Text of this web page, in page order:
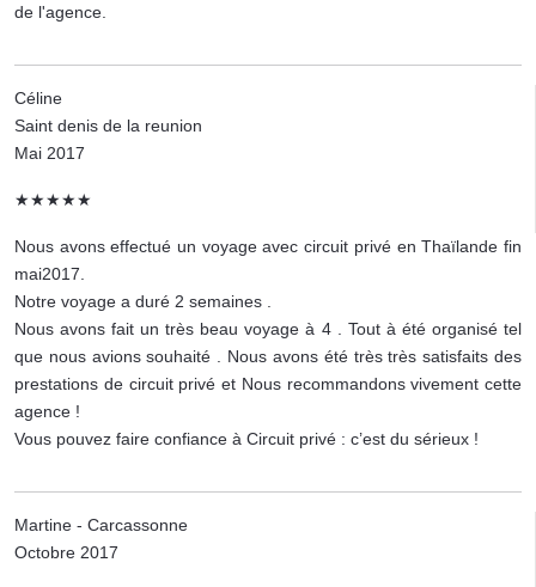
de l'agence.
Céline
Saint denis de la reunion
Mai 2017
★★★★★
Nous avons effectué un voyage avec circuit privé en Thaïlande fin
mai2017.
Notre voyage a duré 2 semaines .
Nous avons fait un très beau voyage à 4 . Tout à été organisé tel
que nous avions souhaité . Nous avons été très très satisfaits des
prestations de circuit privé et Nous recommandons vivement cette
agence !
Vous pouvez faire confiance à Circuit privé : c’est du sérieux !
Martine - Carcassonne
Octobre 2017